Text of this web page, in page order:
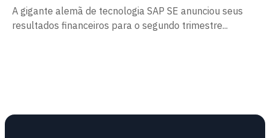
A gigante alemã de tecnologia SAP SE anunciou seus
resultados financeiros para o segundo trimestre...